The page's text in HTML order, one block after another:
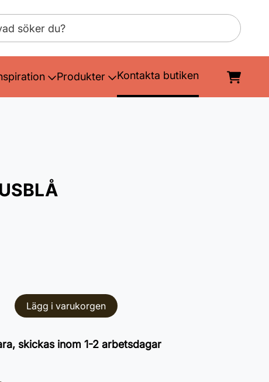
Produkter Kontakta butiken
Lägg i varukorgen
skickas inom 1-2 arbetsdagar